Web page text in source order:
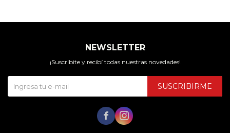
NEWSLETTER
¡Suscribite y recibí todas nuestras novedades!
SUSCRIBIRME
 